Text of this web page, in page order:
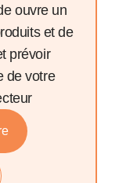
ouvre un
et de
prévoir
de votre